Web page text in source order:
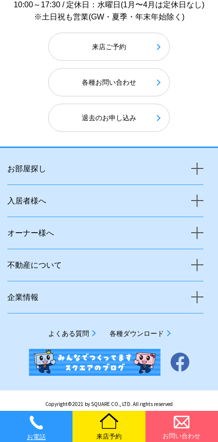
お電話 来店予約 お問い合わせ
10:00～17:30 / 定休日：水曜日(1月〜4月は定休日なし)
※土日祝も営業(GW・夏季・年末年始除く)
来店ご予約
各種お問い合わせ
退去のお申し込み
お部屋探し
入居者様へ
オーナー様へ
不動産について
企業情報
よくある質問 各種ダウンロード
Copyright©2021 by SQUARE CO., LTD. All rights reserved